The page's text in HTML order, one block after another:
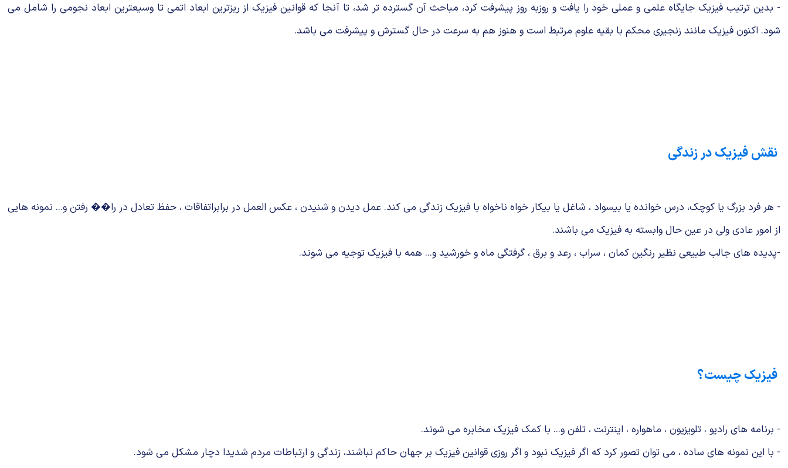
- بدین ترتیب فیزیک جایگاه علمی و عملی خود را یافت و روزبه روز پیشرفت كرد، مباحث آن گسترده تر شد، تا آنجا كه قوانین فیزیک از ریزترین ابعاد اتمی تا وسیعترین ابعاد نجومی را شامل می
شود. اكنون فیزیک مانند زنجیری محكم با بقیه علوم مرتبط است و هنوز هم به سرعت در حال گسترش و پیشرفت می باشد.
نقش فیزیك در زندگی
- هر فرد بزرگ یا كوچك، درس خوانده یا بیسواد ، شاغل یا بیكار خواه ناخواه با فیزیک زندگی می كند. عمل دیدن و شنیدن ، عكس العمل در برابراتفاقات ، حفظ تعادل در را�� رفتن و... نمونه هایی
از امور عادی ولی در عین حال وابسته به فیزیک می باشند.
-پدیده های جالب طبیعی نظیر رنگین كمان ، سراب ، رعد و برق ، گرفتگی ماه و خورشید و... همه با فیزیک توجیه می شوند.
فیزیک چیست؟
- برنامه های رادیو ، تلویزیون ، ماهواره ، اینترنت ، تلفن و... با كمك فیزیک مخابره می شوند.
- با این نمونه های ساده ، می توان تصور كرد كه اگر فیزیک نبود و اگر روزی قوانین فیزیک بر جهان حاكم نباشند، زندگی و ارتباطات مردم شدیدا دچار مشكل می شود.